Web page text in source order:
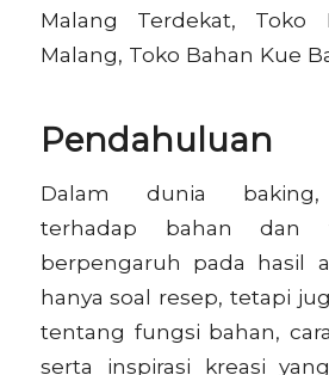
Malang Terdekat,
Malang, Toko Bahan Kue
Pendahuluan
Dalam dunia baking,
terhadap bahan dan
berpengaruh pada hasil
hanya soal resep, tetapi
tentang fungsi bahan,
serta inspirasi kreasi